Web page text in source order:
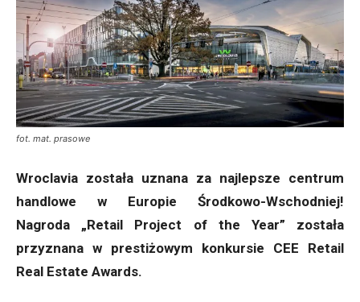
fot. mat. prasowe
Wroclavia została uznana za najlepsze centrum
handlowe w Europie Środkowo-Wschodniej!
Nagroda „Retail Project of the Year” została
przyznana w prestiżowym konkursie CEE Retail
Real Estate Awards.